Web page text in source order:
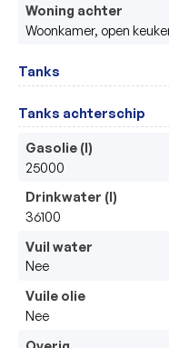
Woning achter
Woonkamer, open
Tanks
Tanks achterschip
Gasolie (l)
25000
Drinkwater (l)
36100
Vuil water
Nee
Vuile olie
Nee